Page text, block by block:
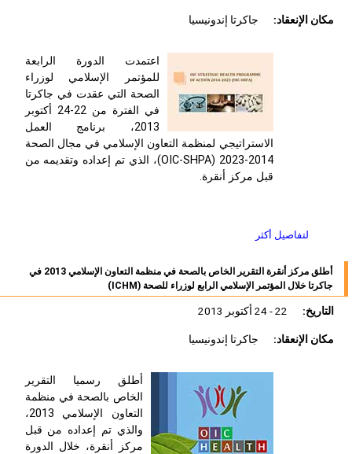
مكان الإنعقاد:
جاكرتا إندونيسيا
اعتمدت الدورة الرابعة
للمؤتمر الإسلامي لوزراء
الصحة التي عقدت في جاكرتا
في الفترة من 22-24 أكتوبر
2013، برنامج العمل
الاستراتيجي لمنظمة التعاون الإسلامي في مجال الصحة
2014-2023 (OIC-SHPA)، الذي تم إعداده وتقديمه من
قبل مركز أنقرة.
لتفاصيل أكثر
أطلق مركز أنقرة التقرير الخاص بالصحة في منظمة التعاون الإسلامي 2013 في
جاكرتا خلال المؤتمر الإسلامي الرابع لوزراء للصحة (ICHM)
التاريخ:
مكان الإنعقاد:
جاكرتا إندونيسيا
أطلق رسميا التقرير
الخاص بالصحة في منظمة
التعاون الإسلامي 2013،
والذي تم إعداده من قبل
مركز أنقرة، خلال الدورة